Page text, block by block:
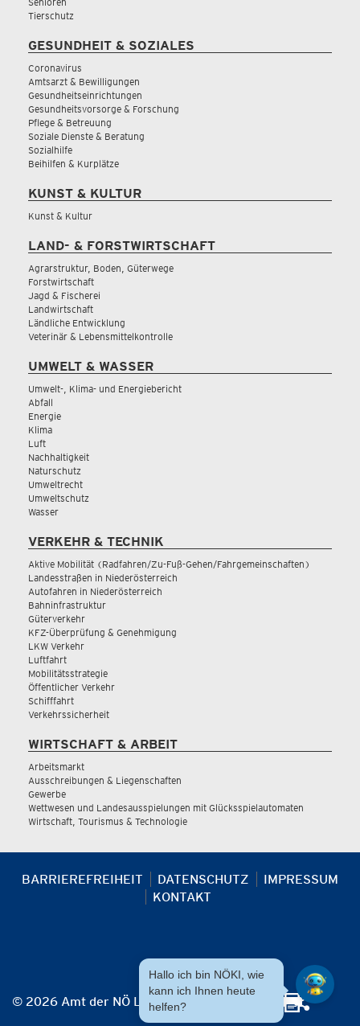
Tierschutz
GESUNDHEIT & SOZIALES
Coronavirus
Amtsarzt & Bewilligungen
Gesundheitseinrichtungen
Gesundheitsvorsorge & Forschung
Pflege & Betreuung
Soziale Dienste & Beratung
Sozialhilfe
Beihilfen & Kurplätze
KUNST & KULTUR
Kunst & Kultur
LAND- & FORSTWIRTSCHAFT
Agrarstruktur, Boden, Güterwege
Forstwirtschaft
Jagd & Fischerei
Landwirtschaft
Ländliche Entwicklung
Veterinär & Lebensmittelkontrolle
UMWELT & WASSER
Umwelt-, Klima- und Energiebericht
Abfall
Energie
Klima
Luft
Nachhaltigkeit
Naturschutz
Umweltrecht
Umweltschutz
Wasser
VERKEHR & TECHNIK
Aktive Mobilität (Radfahren/Zu-Fuß-Gehen/Fahrgemeinschaften)
Landesstraßen in Niederösterreich
Autofahren in Niederösterreich
Bahninfrastruktur
Güterverkehr
KFZ-Überprüfung & Genehmigung
LKW Verkehr
Luftfahrt
Mobilitätsstrategie
Öffentlicher Verkehr
Schifffahrt
Verkehrssicherheit
WIRTSCHAFT & ARBEIT
Arbeitsmarkt
Ausschreibungen & Liegenschaften
Gewerbe
Wettwesen und Landesausspielungen mit Glücksspielautomaten
Wirtschaft, Tourismus & Technologie
BARRIEREFREIHEIT DATENSCHUTZ
IMPRESSUM
KONTAKT
© 2026 Amt der NÖ Landesregierung
Hallo ich bin NÖKI, wie
kann ich Ihnen heute
helfen?